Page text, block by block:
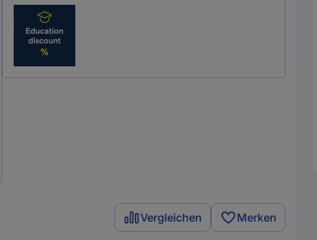
Vergleichen Merken